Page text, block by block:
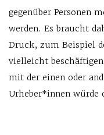
gegenüber Personen
werden. Es braucht
Druck, zum Beispiel
vielleicht
mit der einen oder
Urheber*innen würde